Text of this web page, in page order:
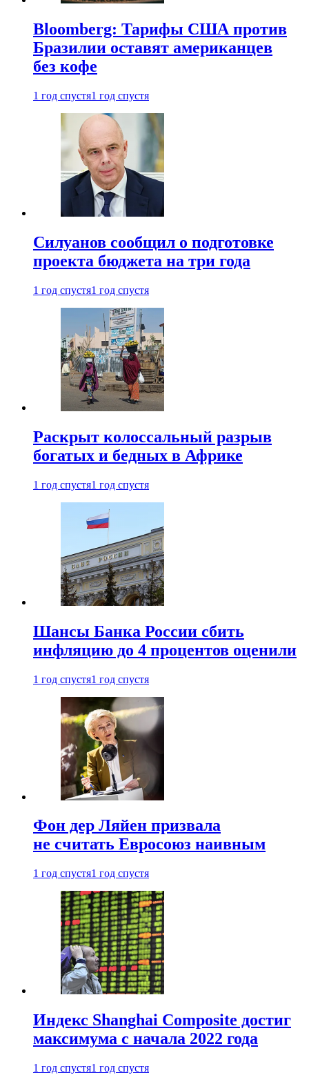
Bloomberg: Тарифы США против
Бразилии оставят американцев
без кофе
1 год спустя1 год спустя
Силуанов сообщил о подготовке
проекта бюджета на три года
1 год спустя1 год спустя
Раскрыт колоссальный разрыв
богатых и бедных в Африке
1 год спустя1 год спустя
Шансы Банка России сбить
инфляцию до 4 процентов оценили
1 год спустя1 год спустя
Фон дер Ляйен призвала
не считать Евросоюз наивным
1 год спустя1 год спустя
Индекс Shanghai Composite достиг
максимума с начала 2022 года
1 год спустя1 год спустя